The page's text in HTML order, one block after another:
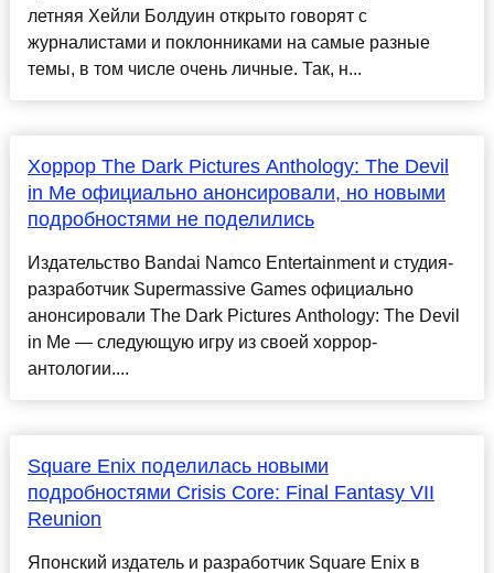
летняя Хейли Болдуин открыто говорят с
журналистами и поклонниками на самые разные
темы, в том числе очень личные. Так, н...
Хоррор The Dark Pictures Anthology: The Devil
in Me официально анонсировали, но новыми
подробностями не поделились
Издательство Bandai Namco Entertainment и студия-
разработчик Supermassive Games официально
анонсировали The Dark Pictures Anthology: The Devil
in Me — следующую игру из своей хоррор-
антологии....
Square Enix поделилась новыми
подробностями Crisis Core: Final Fantasy VII
Reunion
Японский издатель и разработчик Square Enix в